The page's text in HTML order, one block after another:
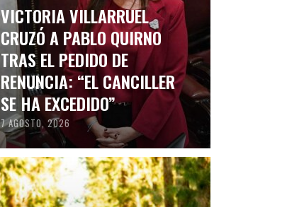
VICTORIA VILLARRUEL
CRUZÓ A PABLO QUIRNO
TRAS EL PEDIDO DE
RENUNCIA: “EL CANCILLER
SE HA EXCEDIDO”
7 AGOSTO, 2026